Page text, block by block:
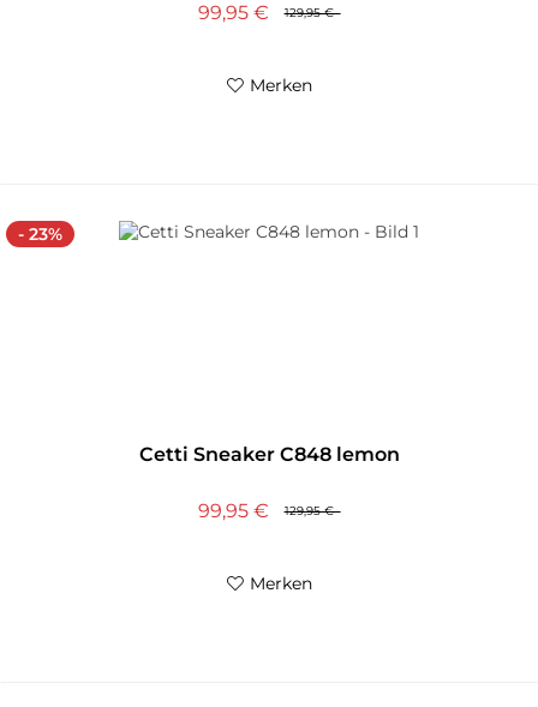
129,95 €
99,95 €
Merken
- 23%
Cetti Sneaker C848 lemon
129,95 €
99,95 €
Merken